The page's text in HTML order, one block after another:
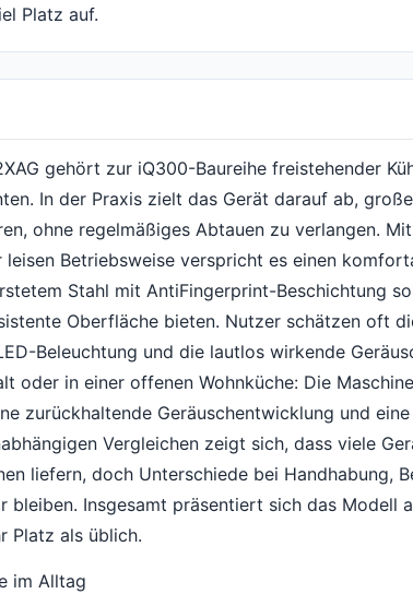
Platz auf.
gehört zur iQ300-Baureihe freistehender
In der Praxis zielt das Gerät darauf ab,
ohne regelmäßiges Abtauen zu verlangen.
leisen Betriebsweise verspricht es einen
Stahl mit AntiFingerprint-Beschichtung
Oberfläche bieten. Nutzer schätzen oft
Beleuchtung und die lautlos wirkende
oder in einer offenen Wohnküche: Die
zurückhaltende Geräuschentwicklung und
Vergleichen zeigt sich, dass viele
liefern, doch Unterschiede bei Handhabung,
bleiben. Insgesamt präsentiert sich das Modell
Platz als üblich.
im Alltag